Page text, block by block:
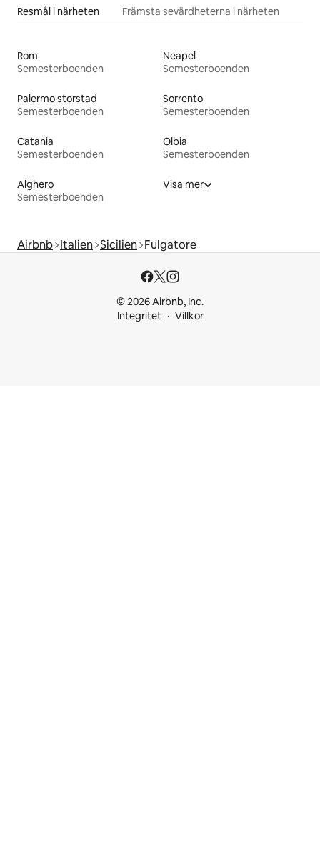
Resmål i närheten Främsta sevärdheterna i närheten
Rom
Semesterboenden
Neapel
Semesterboenden
Palermo storstad
Semesterboenden
Sorrento
Semesterboenden
Catania
Semesterboenden
Olbia
Semesterboenden
Alghero
Semesterboenden
Visa mer
Airbnb Italien Sicilien Fulgatore
© 2026 Airbnb, Inc.
Integritet
Villkor